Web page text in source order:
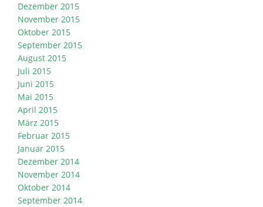
Dezember 2015
November 2015
Oktober 2015
September 2015
August 2015
Juli 2015
Juni 2015
Mai 2015
April 2015
März 2015
Februar 2015
Januar 2015
Dezember 2014
November 2014
Oktober 2014
September 2014